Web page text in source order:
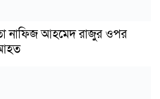
নাফিজ আহমেদ রাজুর ওপর